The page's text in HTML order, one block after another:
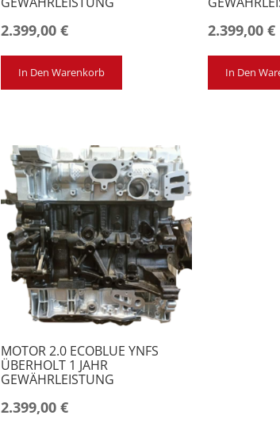
2.399,00 €
In Den Warenkorb
2.399,00 €
In Den
MOTOR 2.0 ECOBLUE YNFS
ÜBERHOLT 1 JAHR
GEWÄHRLEISTUNG
2.399,00 €